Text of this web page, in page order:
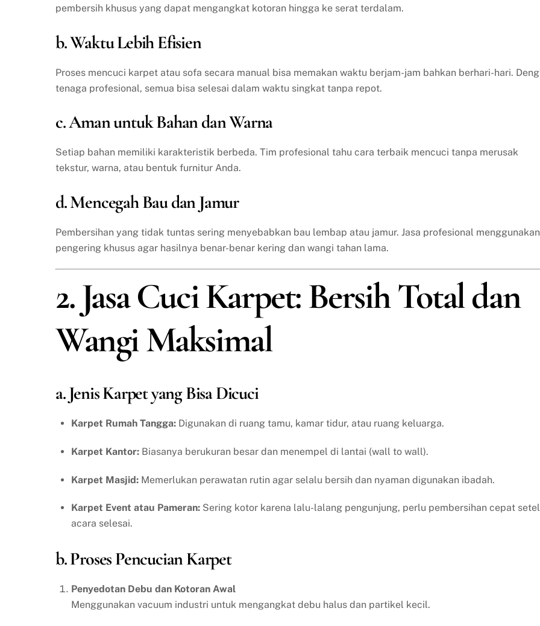
pembersih khusus yang dapat mengangkat kotoran hingga ke serat terdalam.
b. Waktu Lebih Efisien
Proses mencuci karpet atau sofa secara manual bisa memakan waktu berjam-jam bahkan berhari-hari.
tenaga profesional, semua bisa selesai dalam waktu singkat tanpa repot.
c. Aman untuk Bahan dan Warna
Setiap bahan memiliki karakteristik berbeda. Tim profesional tahu cara terbaik mencuci tanpa merusak
tekstur, warna, atau bentuk furnitur Anda.
d. Mencegah Bau dan Jamur
Pembersihan yang tidak tuntas sering menyebabkan bau lembap atau jamur. Jasa profesional menggunakan
pengering khusus agar hasilnya benar-benar kering dan wangi tahan lama.
2. Jasa Cuci Karpet: Bersih Total dan
Wangi Maksimal
a. Jenis Karpet yang Bisa Dicuci
Karpet Rumah Tangga:Digunakan di ruang tamu, kamar tidur, atau ruang keluarga.
Karpet Kantor:Biasanya berukuran besar dan menempel di lantai (wall to wall).
Karpet Masjid:Memerlukan perawatan rutin agar selalu bersih dan nyaman digunakan ibadah.
Karpet Event atau Pameran:Sering kotor karena lalu-lalang pengunjung, perlu pembersihan cepat
acara selesai.
b. Proses Pencucian Karpet
Penyedotan Debu dan Kotoran Awal
Menggunakan vacuum industri untuk mengangkat debu halus dan partikel kecil.